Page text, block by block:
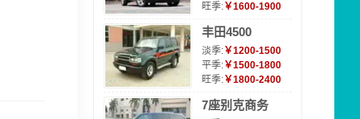
旺季:￥1600-1900
丰田4500
淡季:￥1200-1500
平季:￥1500-1800
旺季:￥1800-2400
7座别克商务